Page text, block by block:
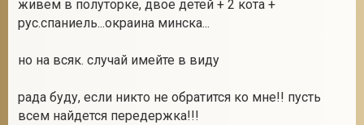
живем в полуторке, двое детей + 2 кота +
рус.спаниель...окраина минска...
но на всяк. случай имейте в виду
рада буду, если никто не обратится ко мне!! пусть
всем найдется передержка!!!